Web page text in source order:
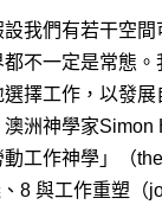
我們有若干空
不一定是常態
擇工作，以發
洲神學家
工作神學」（
8 與工作重塑（